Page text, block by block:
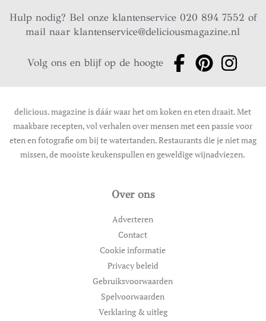
Hulp nodig? Bel onze klantenservice 020 894 7552 of
mail naarklantenservice@deliciousmagazine.nl
Volg ons en blijf op de hoogte
delicious. magazine is dáár waar het om koken en eten draait. Met
maakbare recepten, vol verhalen over mensen met een passie voor
eten en fotografie om bij te watertanden. Restaurants die je niet mag
missen, de mooiste keukenspullen en geweldige wijnadviezen.
Over ons
Adverteren
Contact
Cookie informatie
Privacy beleid
Gebruiksvoorwaarden
Spelvoorwaarden
Verklaring & uitleg